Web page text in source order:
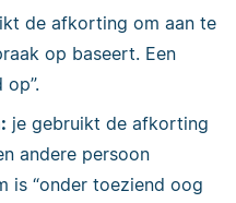
de afkorting om aan te
op baseert. Een
op”.
je gebruikt de afkorting
andere persoon
is “onder toeziend oog